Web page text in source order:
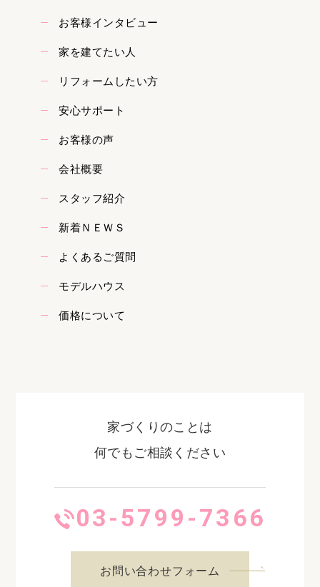
お客様インタビュー
家を建てたい人
リフォームしたい方
安心サポート
お客様の声
会社概要
スタッフ紹介
新着ＮＥＷＳ
よくあるご質問
モデルハウス
価格について
家づくりのことは
何でもご相談ください
03-5799-7366
お問い合わせフォーム